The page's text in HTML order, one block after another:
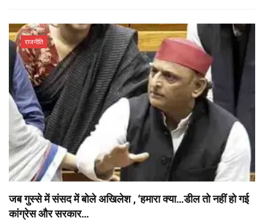
राजनीति
जब गुस्से में संसद में बोले अखिलेश , ‘हमारा क्या…डील तो नहीं हो गई
कांग्रेस और सरकार…